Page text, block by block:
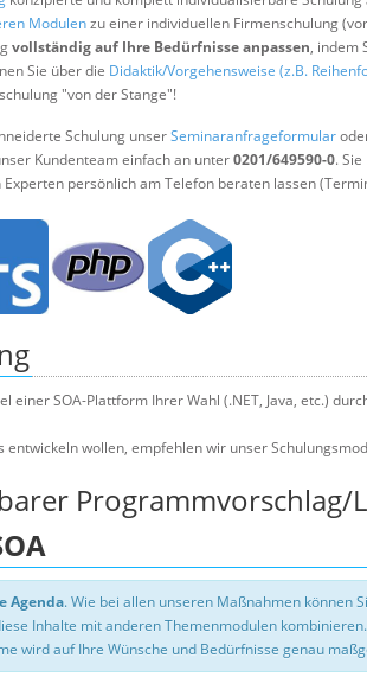
Modulenzu einer individuellen Firmenschulung
vollständig auf Ihre Bedürfnisse anpassen, indem
Sie über die Didaktik/Vorgehensweise (z.B.
"von der Stange"!
Schulung unserSeminaranfrageformular
Kundenteam einfach an unter0201/649590-0.
persönlich am Telefon beraten lassen
einer SOA-Plattform Ihrer Wahl (.NET, Java, etc.)
entwickeln wollen, empfehlen wir unser
Programmvorschlag/
Agenda. Wie bei allen unseren Maßnahmen können
Inhalte mit anderen Themenmodulen
wird auf Ihre Wünsche und Bedürfnisse genau